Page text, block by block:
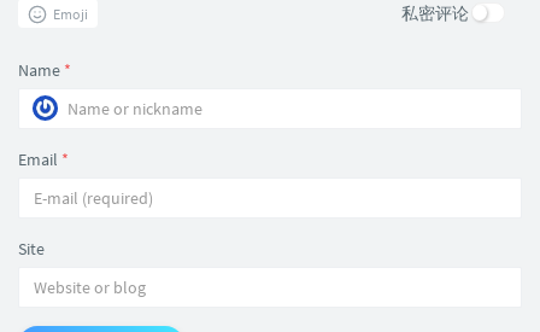
Emoji 私密评论
Name *
Email *
Site